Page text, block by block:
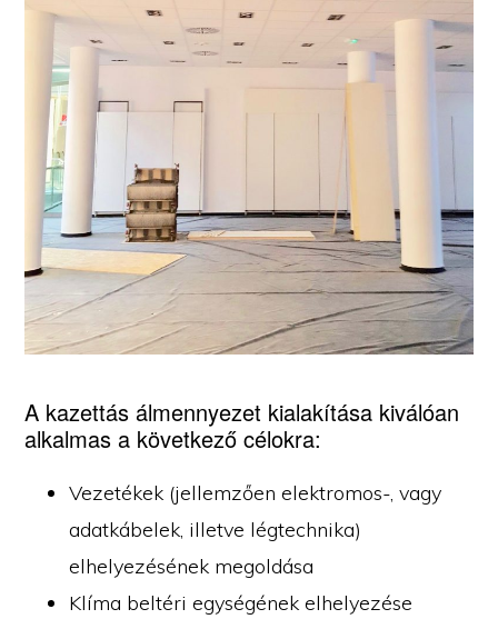
A kazettás álmennyezet kialakítása kiválóan
alkalmas a következő célokra:
Vezetékek (jellemzően elektromos-, vagy
adatkábelek, illetve légtechnika)
elhelyezésének megoldása
Klíma beltéri egységének elhelyezése